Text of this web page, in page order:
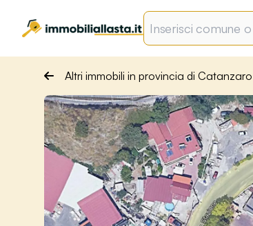
Altri immobili in provincia di Catanzaro